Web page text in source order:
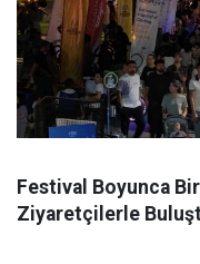
Festival Boyunca
Ziyaretçilerle